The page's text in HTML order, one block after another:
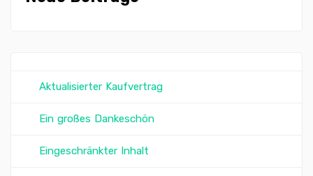
Aktualisierter Kaufvertrag
Ein großes Dankeschön
Eingeschränkter Inhalt